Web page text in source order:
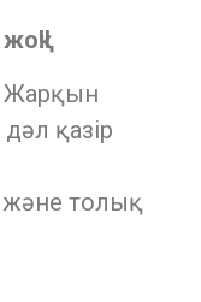
Жарқын
қазір
және толық